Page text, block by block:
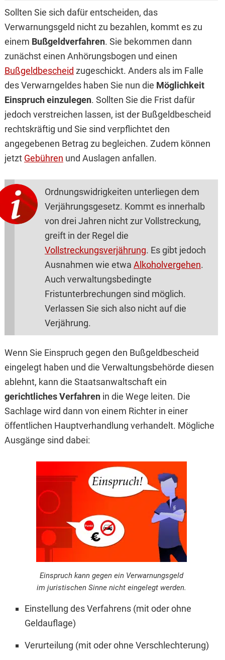
Sollten Sie sich dafür entscheiden, das
Verwarnungsgeld nicht zu bezahlen, kommt es zu
einem Bußgeldverfahren. Sie bekommen dann
zunächst einen Anhörungsbogen und einen
Bußgeldbescheid zugeschickt. Anders als im Falle
des Verwarngeldes haben Sie nun die Möglichkeit
Einspruch einzulegen. Sollten Sie die Frist dafür
jedoch verstreichen lassen, ist der Bußgeldbescheid
rechtskräftig und Sie sind verpflichtet den
angegebenen Betrag zu begleichen. Zudem können
jetzt Gebühren und Auslagen anfallen.
Ordnungswidrigkeiten unterliegen dem
Verjährungsgesetz. Kommt es innerhalb
von drei Jahren nicht zur Vollstreckung,
greift in der Regel die
Vollstreckungsverjährung. Es gibt jedoch
Ausnahmen wie etwa Alkoholvergehen.
Auch verwaltungsbedingte
Fristunterbrechungen sind möglich.
Verlassen Sie sich also nicht auf die
Verjährung.
Wenn Sie Einspruch gegen den Bußgeldbescheid
eingelegt haben und die Verwaltungsbehörde diesen
ablehnt, kann die Staatsanwaltschaft ein
gerichtliches Verfahrenin die Wege leiten. Die
Sachlage wird dann von einem Richter in einer
öffentlichen Hauptverhandlung verhandelt. Mögliche
Ausgänge sind dabei:
Einspruch kann gegen ein Verwarnungsgeld
im juristischen Sinne nicht eingelegt werden.
Einstellung des Verfahrens (mit oder ohne
Geldauflage)
Verurteilung (mit oder ohne Verschlechterung)